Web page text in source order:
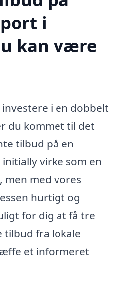
i
kan være
i en dobbelt
du kommet til det
tilbud på en
virke som en
men med vores
hurtigt og
for dig at få tre
tilbud fra lokale
et informeret